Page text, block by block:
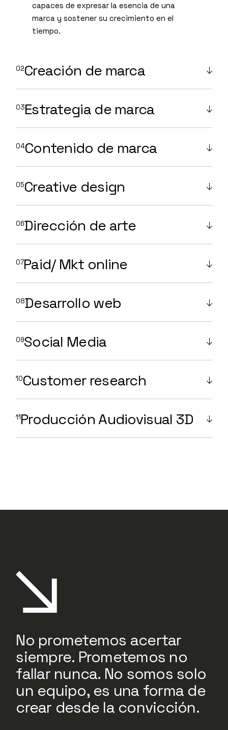
capaces de expresar la esencia de una
marca y sostener su crecimiento en el
tiempo.
Creación de marca
Estrategia de marca
Contenido de marca
Creative design
Dirección de arte
Paid/ Mkt online
Desarrollo web
Social Media
Customer research
Producción Audiovisual 3D
No prometemos acertar
siempre. Prometemos no
fallar nunca. No somos solo
un equipo, es una forma de
crear desde la convicción.